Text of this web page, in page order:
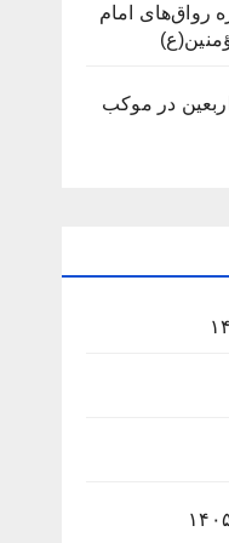
رواق‌های امام
اربعین در موکب